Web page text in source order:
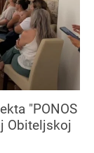
"PONOS
Obiteljskoj